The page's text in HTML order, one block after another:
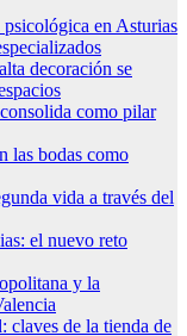
en Asturias
decoración se
como pilar
las bodas como
vida a través del
el nuevo reto
y la
claves de la tienda de